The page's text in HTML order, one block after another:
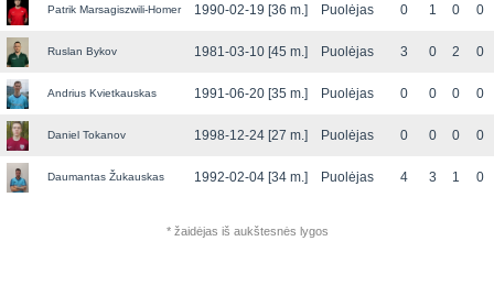
Patrik Marsagiszwili-Homer 1990-02-19 [36 m.] Puolėjas 0 1 0 0
Ruslan Bykov 1981-03-10 [45 m.] Puolėjas 3 0 2 0
Andrius Kvietkauskas 1991-06-20 [35 m.] Puolėjas 0 0 0 0
Daniel Tokanov 1998-12-24 [27 m.] Puolėjas 0 0 0 0
Daumantas Žukauskas 1992-02-04 [34 m.] Puolėjas 4 3 1 0
* žaidėjas iš aukštesnės lygos